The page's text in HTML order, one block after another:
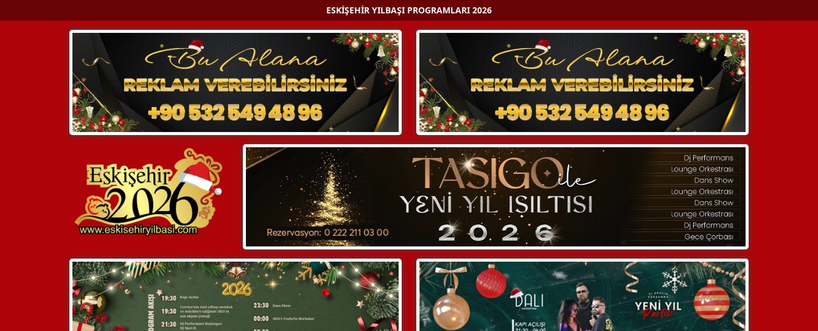
ESKIŞEHIR YILBAŞI PROGRAMLARI 2026